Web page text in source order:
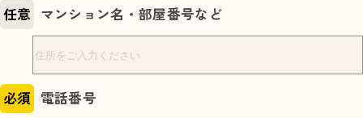
任意 マンション名・部屋番号など
必須 電話番号